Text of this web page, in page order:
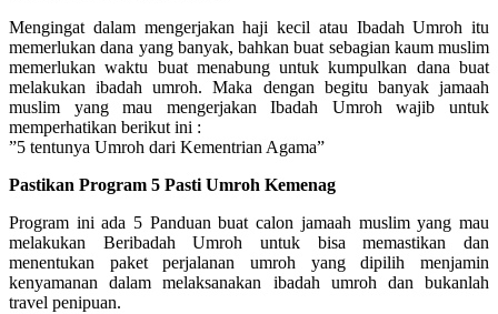
Mengingat dalam mengerjakan haji kecil atau Ibadah Umroh itu
memerlukan dana yang banyak, bahkan buat sebagian kaum muslim
memerlukan waktu buat menabung untuk kumpulkan dana buat
melakukan ibadah umroh. Maka dengan begitu banyak jamaah
muslim yang mau mengerjakan Ibadah Umroh wajib untuk
memperhatikan berikut ini :
”5 tentunya Umroh dari Kementrian Agama”
Pastikan Program 5 Pasti Umroh Kemenag
Program ini ada 5 Panduan buat calon jamaah muslim yang mau
melakukan Beribadah Umroh untuk bisa memastikan dan
menentukan paket perjalanan umroh yang dipilih menjamin
kenyamanan dalam melaksanakan ibadah umroh dan bukanlah
travel penipuan.